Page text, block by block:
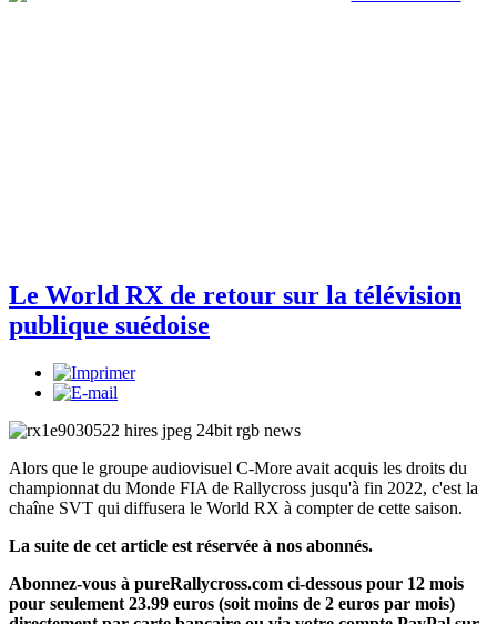
Le World RX de retour sur la télévision
publique suédoise
Alors que le groupe audiovisuel C-More avait acquis les droits du
championnat du Monde FIA de Rallycross jusqu'à fin 2022, c'est la
chaîne SVT qui diffusera le World RX à compter de cette saison.
La suite de cet article est réservée à nos abonnés.
Abonnez-vous à pureRallycross.com ci-dessous pour 12 mois
pour seulement 23.99 euros (soit moins de 2 euros par mois)